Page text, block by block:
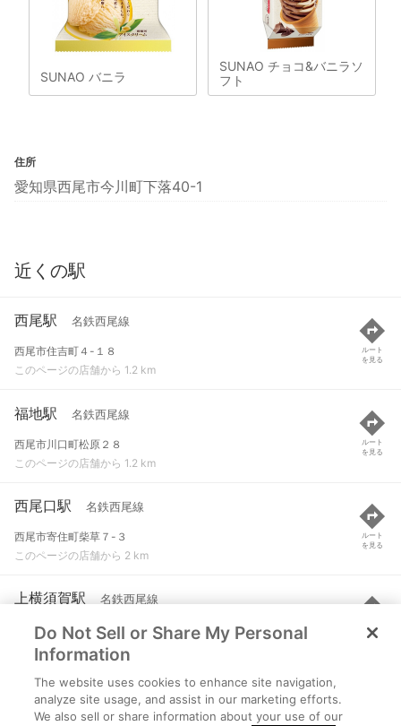
SUNAO バニラ
SUNAO チョコ&バニラソ
フト
住所
愛知県西尾市今川町下落40-1
近くの駅
西尾駅 名鉄西尾線
西尾市住吉町４-１８
このページの店舗から 1.2 km
ルート
を見る
福地駅 名鉄西尾線
西尾市川口町松原２８
このページの店舗から 1.2 km
ルート
を見る
西尾口駅 名鉄西尾線
西尾市寄住町柴草７-３
このページの店舗から 2 km
ルート
を見る
上横須賀駅 名鉄西尾線
愛知県西尾市吉良町上横須賀宮前60-2
このページの店舗から 3 km
ルート
を見る
桜町前駅 名鉄西尾線
西尾市緑町４-２８
Do Not Sell or Share My Personal
Information
The website uses cookies to enhance site navigation,
analyze site usage, and assist in our marketing efforts.
We also sell or share information about your use of our